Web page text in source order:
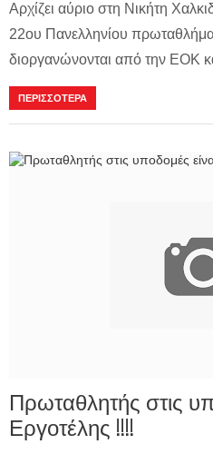
Αρχίζει αύριο στη Νικήτη
22ου Πανελληνίου
διοργανώνονται από την ΕΟΚ
ΠΕΡΙΣΣΟΤΕΡΑ
Πρωταθλητής στις
Εργοτέλης !!!!